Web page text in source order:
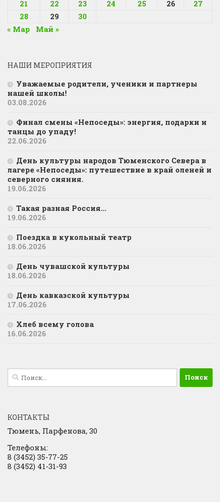
21 22 23 24 25 26
27
28
29
30
« Мар
Май »
НАШИ МЕРОПРИЯТИЯ
Уважаемые родители, ученики и партнеры
нашей школы!
03.08.2026
Финал смены «Непоседы»: энергия, подарки и
танцы до упаду!
22.06.2026
День культуры народов Тюменского Севера в
лагере «Непоседы»: путешествие в край оленей и
северного сияния.
19.06.2026
Такая разная Россия…
19.06.2026
Поездка в кукольный театр
18.06.2026
День чувашской культуры
18.06.2026
День кавказской культуры
17.06.2026
Хлеб всему голова
16.06.2026
Найти:
КОНТАКТЫ
Тюмень, Парфенова, 30
Телефоны:
8 (3452) 35-77-25
8 (3452) 41-31-93